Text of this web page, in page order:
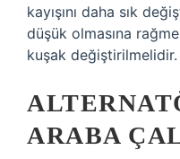
kayışını daha sık
düşük olmasına
kuşak değiştirilmelidir.
ARABA